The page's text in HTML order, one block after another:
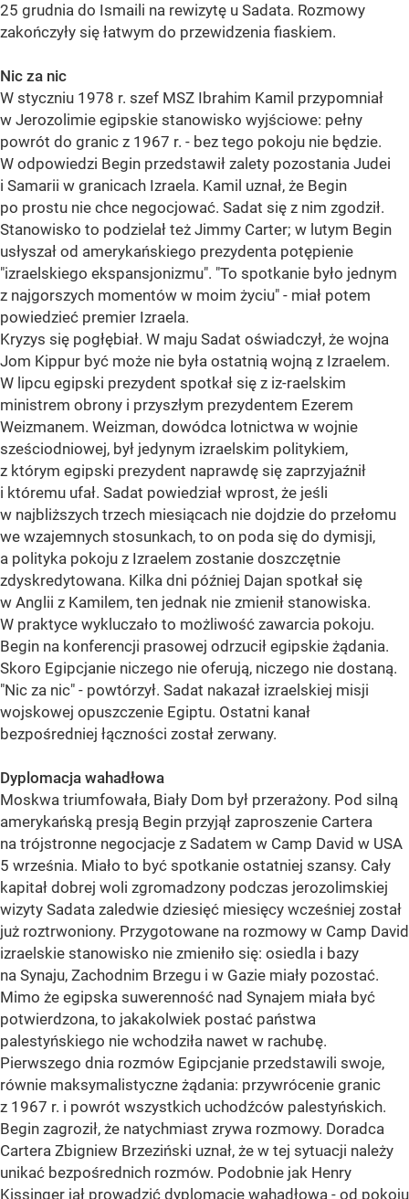
25 grudnia do Ismaili na rewizytę u Sadata. Rozmowy
zakończyły się łatwym do przewidzenia fiaskiem.
Nic za nic
W styczniu 1978 r. szef MSZ Ibrahim Kamil przypomniał
w Jerozolimie egipskie stanowisko wyjściowe: pełny
powrót do granic z 1967 r. - bez tego pokoju nie będzie.
W odpowiedzi Begin przedstawił zalety pozostania Judei
i Samarii w granicach Izraela. Kamil uznał, że Begin
po prostu nie chce negocjować. Sadat się z nim zgodził.
Stanowisko to podzielał też Jimmy Carter; w lutym Begin
usłyszał od amerykańskiego prezydenta potępienie
"izraelskiego ekspansjonizmu". "To spotkanie było jednym
z najgorszych momentów w moim życiu" - miał potem
powiedzieć premier Izraela.
Kryzys się pogłębiał. W maju Sadat oświadczył, że wojna
Jom Kippur być może nie była ostatnią wojną z Izraelem.
W lipcu egipski prezydent spotkał się z iz-raelskim
ministrem obrony i przyszłym prezydentem Ezerem
Weizmanem. Weizman, dowódca lotnictwa w wojnie
sześciodniowej, był jedynym izraelskim politykiem,
z którym egipski prezydent naprawdę się zaprzyjaźnił
i któremu ufał. Sadat powiedział wprost, że jeśli
w najbliższych trzech miesiącach nie dojdzie do przełomu
we wzajemnych stosunkach, to on poda się do dymisji,
a polityka pokoju z Izraelem zostanie doszczętnie
zdyskredytowana. Kilka dni później Dajan spotkał się
w Anglii z Kamilem, ten jednak nie zmienił stanowiska.
W praktyce wykluczało to możliwość zawarcia pokoju.
Begin na konferencji prasowej odrzucił egipskie żądania.
Skoro Egipcjanie niczego nie oferują, niczego nie dostaną.
"Nic za nic" - powtórzył. Sadat nakazał izraelskiej misji
wojskowej opuszczenie Egiptu. Ostatni kanał
bezpośredniej łączności został zerwany.
Dyplomacja wahadłowa
Moskwa triumfowała, Biały Dom był przerażony. Pod silną
amerykańską presją Begin przyjął zaproszenie Cartera
na trójstronne negocjacje z Sadatem w Camp David w USA
5 września. Miało to być spotkanie ostatniej szansy. Cały
kapitał dobrej woli zgromadzony podczas jerozolimskiej
wizyty Sadata zaledwie dziesięć miesięcy wcześniej został
już roztrwoniony. Przygotowane na rozmowy w Camp David
izraelskie stanowisko nie zmieniło się: osiedla i bazy
na Synaju, Zachodnim Brzegu i w Gazie miały pozostać.
Mimo że egipska suwerenność nad Synajem miała być
potwierdzona, to jakakolwiek postać państwa
palestyńskiego nie wchodziła nawet w rachubę.
Pierwszego dnia rozmów Egipcjanie przedstawili swoje,
równie maksymalistyczne żądania: przywrócenie granic
z 1967 r. i powrót wszystkich uchodźców palestyńskich.
Begin zagroził, że natychmiast zrywa rozmowy. Doradca
Cartera Zbigniew Brzeziński uznał, że w tej sytuacji należy
unikać bezpośrednich rozmów. Podobnie jak Henry
Kissinger jął prowadzić dyplomację wahadłową - od pokoju